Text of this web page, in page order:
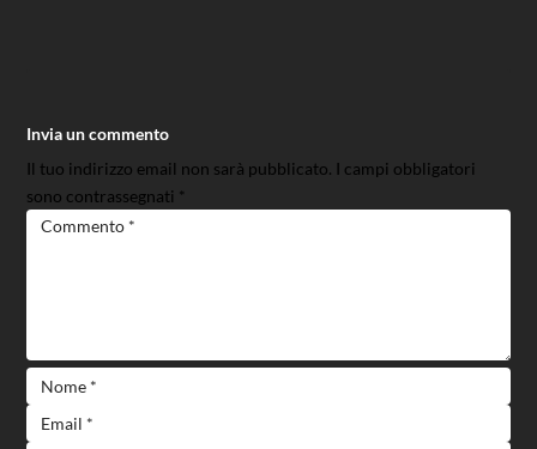
Invia un commento
Il tuo indirizzo email non sarà pubblicato. I campi obbligatori
sono contrassegnati *